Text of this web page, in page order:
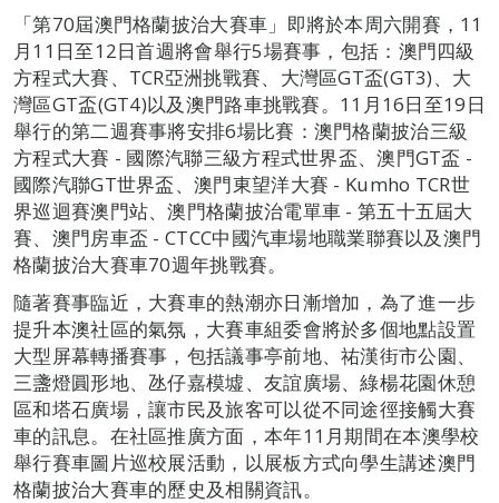
「第70屆澳門格蘭披治大賽車」即將於本周六開賽，11
月11日至12日首週將會舉行5場賽事，包括：澳門四級
方程式大賽、TCR亞洲挑戰賽、大灣區GT盃(GT3)、大
灣區GT盃(GT4)以及澳門路車挑戰賽。11月16日至19日
舉行的第二週賽事將安排6場比賽：澳門格蘭披治三級
方程式大賽 - 國際汽聯三級方程式世界盃、澳門GT盃 -
國際汽聯GT世界盃、澳門東望洋大賽 - Kumho TCR世
界巡迴賽澳門站、澳門格蘭披治電單車 - 第五十五屆大
賽、澳門房車盃 - CTCC中國汽車場地職業聯賽以及澳門
格蘭披治大賽車70週年挑戰賽。
隨著賽事臨近，大賽車的熱潮亦日漸增加，為了進一步
提升本澳社區的氣氛，大賽車組委會將於多個地點設置
大型屏幕轉播賽事，包括議事亭前地、祐漢街市公園、
三盞燈圓形地、氹仔嘉模墟、友誼廣場、綠楊花園休憩
區和塔石廣場，讓市民及旅客可以從不同途徑接觸大賽
車的訊息。在社區推廣方面，本年11月期間在本澳學校
舉行賽車圖片巡校展活動，以展板方式向學生講述澳門
格蘭披治大賽車的歷史及相關資訊。